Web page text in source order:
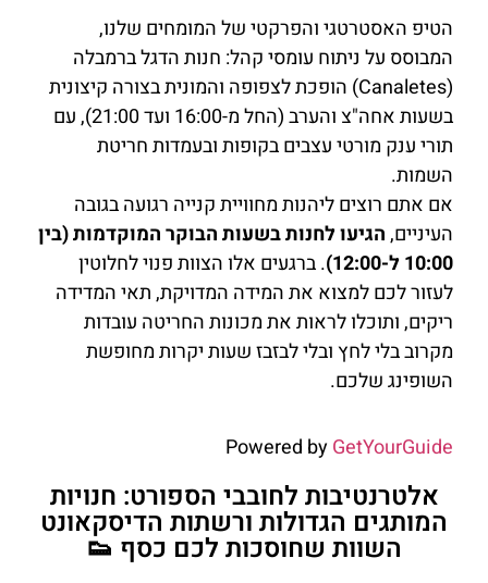
הטיפ האסטרטגי והפרקטי של המומחים שלנו,
המבוסס על ניתוח עומסי קהל: חנות הדגל ברמבלה
(Canaletes) הופכת לצפופה והמונית בצורה קיצונית
בשעות אחה"צ והערב (החל מ-16:00 ועד 21:00), עם
תורי ענק מורטי עצבים בקופות ובעמדות חריטת
השמות.
אם אתם רוצים ליהנות מחוויית קנייה רגועה בגובה
העיניים,הגיעו לחנות בשעות הבוקר המוקדמות (בין
10:00 ל-12:00)
. ברגעים אלו הצוות פנוי לחלוטין
לעזור לכם למצוא את המידה המדויקת, תאי המדידה
ריקים, ותוכלו לראות את מכונות החריטה עובדות
מקרוב בלי לחץ ובלי לבזבז שעות יקרות מחופשת
השופינג שלכם.
Powered byGetYourGuide
אלטרנטיבות לחובבי הספורט: חנויות
המותגים הגדולות ורשתות הדיסקאונט
השוות שחוסכות לכם כסף 👟